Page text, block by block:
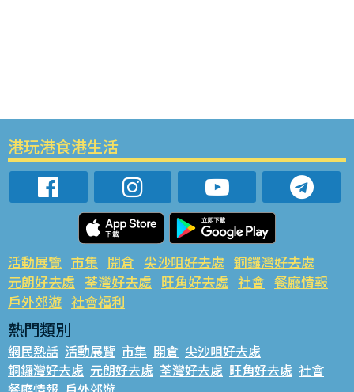
港玩港食港生活
活動展覽 市集 開倉 尖沙咀好去處 銅鑼灣好去處
元朗好去處 荃灣好去處 旺角好去處 社會 餐廳情報
戶外郊遊 社會福利
熱門類別
網民熱話 活動展覽 市集 開倉 尖沙咀好去處
銅鑼灣好去處 元朗好去處 荃灣好去處 旺角好去處 社會